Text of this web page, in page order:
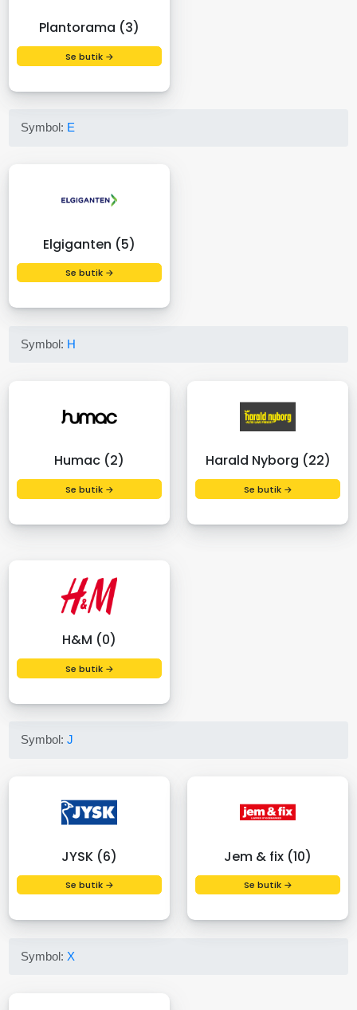
Plantorama (3)
Se butik →
Symbol: E
Elgiganten (5)
Se butik →
Symbol: H
Humac (2)
Se butik →
Harald Nyborg (22)
Se butik →
H&M (0)
Se butik →
Symbol:J
JYSK (6)
Se butik →
Jem & fix (10)
Se butik →
Symbol: X